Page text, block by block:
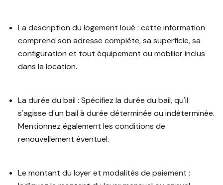
La description du logement loué : cette information
comprend son adresse complète, sa superficie, sa
configuration et tout équipement ou mobilier inclus
dans la location.
La durée du bail : Spécifiez la durée du bail, qu'il
s'agisse d'un bail à durée déterminée ou indéterminée.
Mentionnez également les conditions de
renouvellement éventuel.
Le montant du loyer et modalités de paiement :